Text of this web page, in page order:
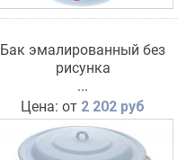
Бак эмалированный без
рисунка
...
Цена: от 2 202 руб